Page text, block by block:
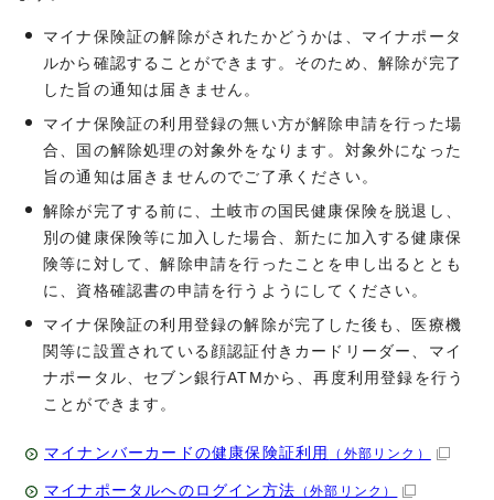
マイナ保険証の解除がされたかどうかは、マイナポータ
ルから確認することができます。そのため、解除が完了
した旨の通知は届きません。
マイナ保険証の利用登録の無い方が解除申請を行った場
合、国の解除処理の対象外をなります。対象外になった
旨の通知は届きませんのでご了承ください。
解除が完了する前に、土岐市の国民健康保険を脱退し、
別の健康保険等に加入した場合、新たに加入する健康保
険等に対して、解除申請を行ったことを申し出るととも
に、資格確認書の申請を行うようにしてください。
マイナ保険証の利用登録の解除が完了した後も、医療機
関等に設置されている顔認証付きカードリーダー、マイ
ナポータル、セブン銀行ATMから、再度利用登録を行う
ことができます。
マイナンバーカードの健康保険証利用 （外部リンク）
マイナポータルへのログイン方法 （外部リンク）